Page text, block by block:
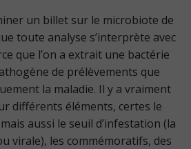
un billet sur le microbiote de
toute analyse s’interprète avec
que l’on a extrait une bactérie
de prélèvements que
la maladie. Il y a vraiment
différents éléments, certes le
aussi le seuil d’infestation (la
virale), les commémoratifs, des